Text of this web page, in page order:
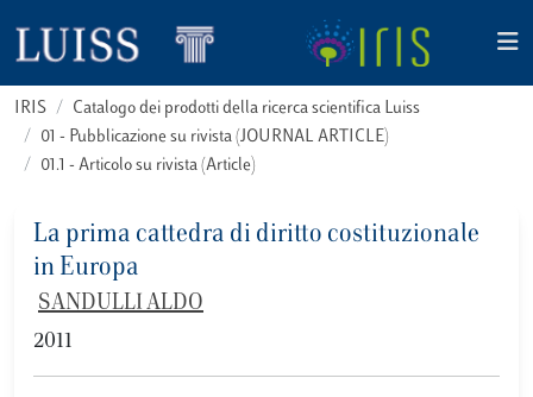
IRIS
Catalogo dei prodotti della ricerca scientifica Luiss
01 - Pubblicazione su rivista (JOURNAL ARTICLE)
01.1 - Articolo su rivista (Article)
La prima cattedra di diritto costituzionale
in Europa
SANDULLI ALDO
2011